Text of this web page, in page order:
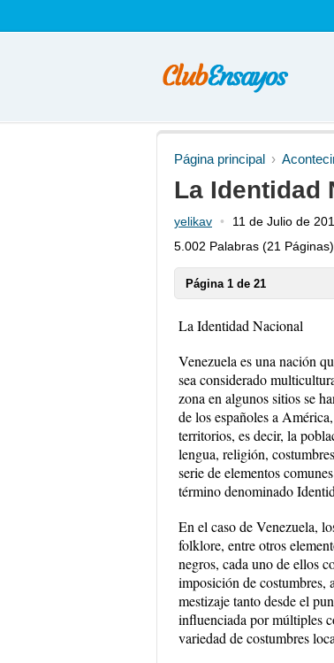
Página principal
La Identidad
yelikav
11 de Julio de
5.002 Palabras (21 Páginas)
Página 1 de 21
La Identidad Nacional
Venezuela es una nación
sea considerado
zona en algunos sitios se
de los españoles a
territorios, es decir, la
lengua, religión,
serie de elementos
término denominado
En el caso de Venezuela,
folklore, entre otros
negros, cada uno de ellos
imposición de costumbres,
mestizaje tanto desde el
influenciada por múltiples
variedad de costumbres